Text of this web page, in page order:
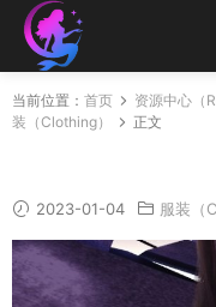
当前位置： 首页 资源中心（
装（Clothing）
正文
2023-01-04 服装（